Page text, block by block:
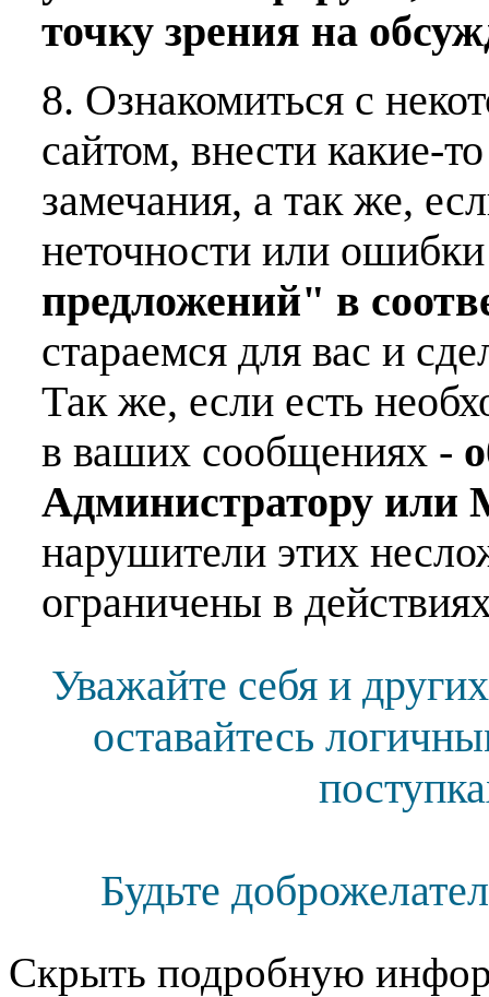
точку зрения на
8. Ознакомиться с
сайтом, внести какие-
замечания, а так же,
неточности или
предложений" в
стараемся для вас и
Так же, если есть
в ваших сообщениях -
Администратору или
нарушители этих
ограничены в
Уважайте себя и
оставайтесь
Будьте
Скрыть подробную